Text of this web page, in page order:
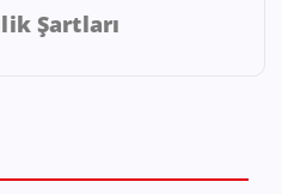
Şartları